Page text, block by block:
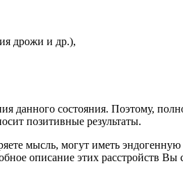
дрожи и др.),
состояния. Поэтому,
позитивные результаты.
мысль, могут иметь
описание этих расстройств